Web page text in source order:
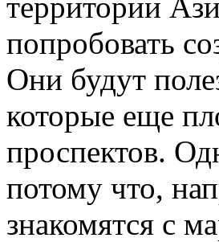
попробовать
Они будут
которые еще
проспектов.
потому что,
знакомятся с